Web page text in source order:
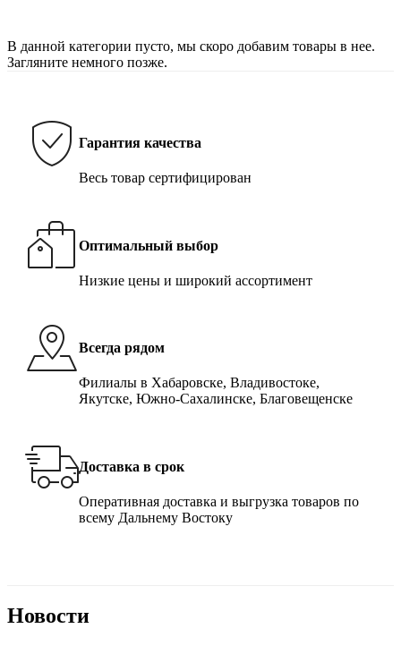
В данной категории пусто, мы скоро добавим товары в нее.
Загляните немного позже.
Гарантия качества
Весь товар сертифицирован
Оптимальный выбор
Низкие цены и широкий ассортимент
Всегда рядом
Филиалы в Хабаровске, Владивостоке,
Якутске, Южно-Сахалинске, Благовещенске
Доставка в срок
Оперативная доставка и выгрузка товаров по
всему Дальнему Востоку
Новости